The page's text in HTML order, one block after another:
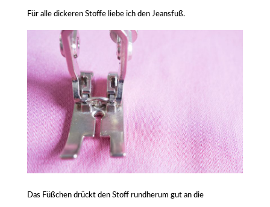
Für alle dickeren Stoffe liebe ich den Jeansfuß.
Das Füßchen drückt den Stoff rundherum gut an die